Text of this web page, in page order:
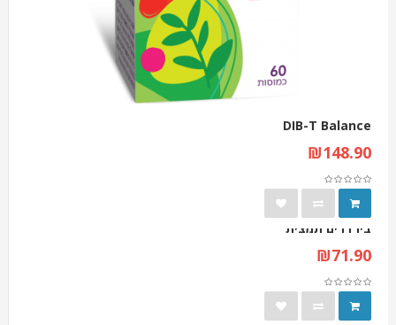
DIB-T Balance
₪148.90
ביו דרים תמצית
₪71.90